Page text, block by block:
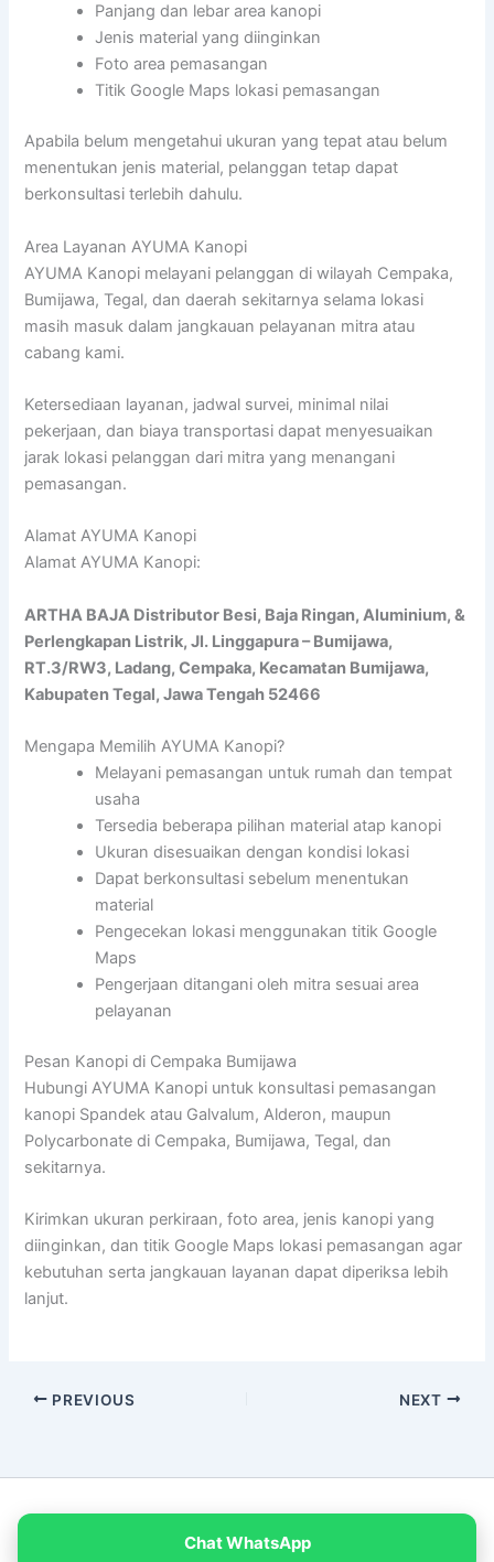
Panjang dan lebar area kanopi
Jenis material yang diinginkan
Foto area pemasangan
Titik Google Maps lokasi pemasangan
Apabila belum mengetahui ukuran yang tepat atau belum
menentukan jenis material, pelanggan tetap dapat
berkonsultasi terlebih dahulu.
Area Layanan AYUMA Kanopi
AYUMA Kanopi melayani pelanggan di wilayah Cempaka,
Bumijawa, Tegal, dan daerah sekitarnya selama lokasi
masih masuk dalam jangkauan pelayanan mitra atau
cabang kami.
Ketersediaan layanan, jadwal survei, minimal nilai
pekerjaan, dan biaya transportasi dapat menyesuaikan
jarak lokasi pelanggan dari mitra yang menangani
pemasangan.
Alamat AYUMA Kanopi
Alamat AYUMA Kanopi:
ARTHA BAJA Distributor Besi, Baja Ringan, Aluminium, &
Perlengkapan Listrik, Jl. Linggapura – Bumijawa,
RT.3/RW3, Ladang, Cempaka, Kecamatan Bumijawa,
Kabupaten Tegal, Jawa Tengah 52466
Mengapa Memilih AYUMA Kanopi?
Melayani pemasangan untuk rumah dan tempat
usaha
Tersedia beberapa pilihan material atap kanopi
Ukuran disesuaikan dengan kondisi lokasi
Dapat berkonsultasi sebelum menentukan
material
Pengecekan lokasi menggunakan titik Google
Maps
Pengerjaan ditangani oleh mitra sesuai area
pelayanan
Pesan Kanopi di Cempaka Bumijawa
Hubungi AYUMA Kanopi untuk konsultasi pemasangan
kanopi Spandek atau Galvalum, Alderon, maupun
Polycarbonate di Cempaka, Bumijawa, Tegal, dan
sekitarnya.
Kirimkan ukuran perkiraan, foto area, jenis kanopi yang
diinginkan, dan titik Google Maps lokasi pemasangan agar
kebutuhan serta jangkauan layanan dapat diperiksa lebih
lanjut.
PREVIOUS NEXT
Chat WhatsApp